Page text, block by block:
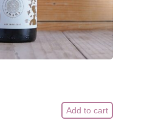
Add to cart